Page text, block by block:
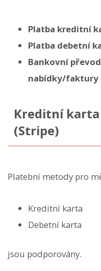
Platba kreditní
Platba debetní
Bankovní
nabídky/faktury
Kreditní
(Stripe)
Platební metody pro
Kreditní karta
Debetní karta
jsou podporovány.